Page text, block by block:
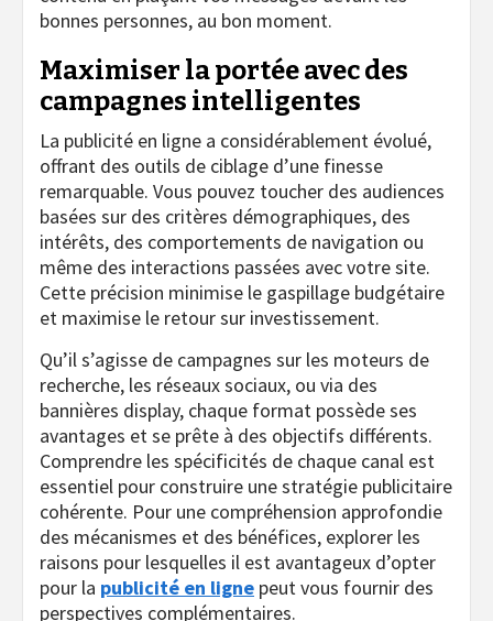
bonnes personnes, au bon moment.
Maximiser la portée avec des
campagnes intelligentes
La publicité en ligne a considérablement évolué,
offrant des outils de ciblage d’une finesse
remarquable. Vous pouvez toucher des audiences
basées sur des critères démographiques, des
intérêts, des comportements de navigation ou
même des interactions passées avec votre site.
Cette précision minimise le gaspillage budgétaire
et maximise le retour sur investissement.
Qu’il s’agisse de campagnes sur les moteurs de
recherche, les réseaux sociaux, ou via des
bannières display, chaque format possède ses
avantages et se prête à des objectifs différents.
Comprendre les spécificités de chaque canal est
essentiel pour construire une stratégie publicitaire
cohérente. Pour une compréhension approfondie
des mécanismes et des bénéfices, explorer les
raisons pour lesquelles il est avantageux d’opter
pour la publicité en ligne peut vous fournir des
perspectives complémentaires.